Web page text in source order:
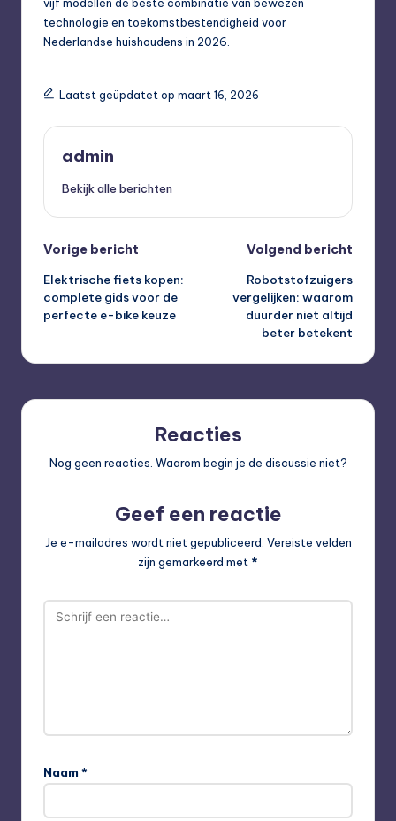
technologie en toekomstbestendigheid voor
Nederlandse huishoudens in 2026.
Laatst geüpdatet op maart 16, 2026
admin
Bekijk alle berichten
Bericht
navigatie
Vorige bericht
Elektrische fiets kopen:
complete gids voor de
perfecte e-bike keuze
Volgend bericht
Robotstofzuigers
vergelijken: waarom
duurder niet altijd
beter betekent
Reacties
Nog geen reacties. Waarom begin je de discussie niet?
Geef een reactie
Je e-mailadres wordt niet gepubliceerd. Vereiste velden
zijn gemarkeerd met *
Naam *